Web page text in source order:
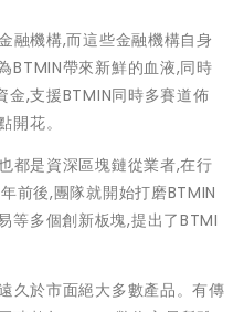
融機構,而這些金融機構自身
BTMIN帶來新鮮的血液,同時
金,支援BTMIN同時多賽道佈
開花。
都是資深區塊鏈從業者,在行
前後,團隊就開始打磨BTMIN
等多個創新板塊,提出了BTMI
久於市面絕大多數產品。有傳